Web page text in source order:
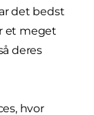
det bedst
et meget
deres
hvor